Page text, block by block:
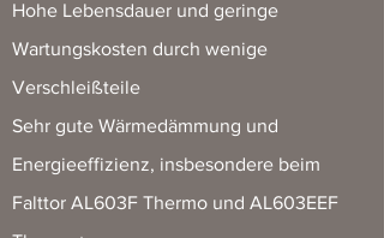
Hohe Lebensdauer und geringe
Wartungskosten durch wenige
Verschleißteile
Sehr gute Wärmedämmung und
Energieeffizienz, insbesondere beim
Falttor AL603F Thermo und AL603EEF